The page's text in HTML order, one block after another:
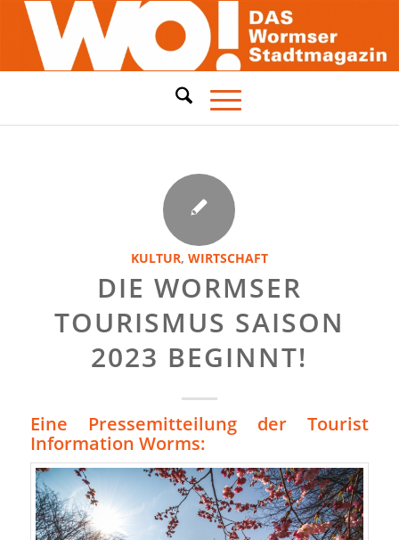
KULTUR, WIRTSCHAFT
DIE WORMSER
TOURISMUS SAISON
2023 BEGINNT!
Eine Pressemitteilung der Tourist
Information Worms: